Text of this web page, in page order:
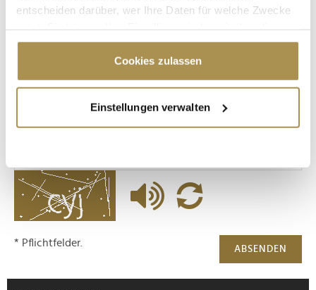
entscheiden darüber, wer Ihre Daten für welche Zwecke
Cookie-Erklärung oder durch Klicken auf das Privacy
Trigger Symbol ändern oder widerrufen
Informationen über Ihre geografische Lage
erfassen, welche bis auf einige Meter genau sein
bestimmten Merkmalen (Fingerprinting) identifizieren
Erfahren Sie mehr darüber, wie Ihre persönlichen Daten
verarbeitet werden, und legen Sie Ihre Präferenzen im
Cookies zulassen
Einstellungen verwalten
Sicherheitscode bestätigen:*
ABSENDEN
* Pflichtfelder.